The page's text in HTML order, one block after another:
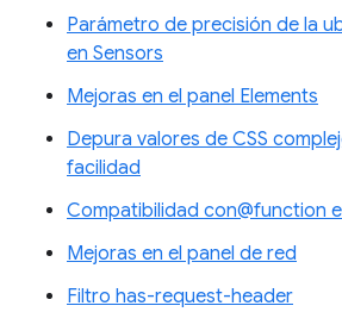
Parámetro de precisión de la
en Sensors
Mejoras en el panel Elements
Depura valores de CSS
facilidad
Compatibilidad con@function
Mejoras en el panel de red
Filtro has-request-header